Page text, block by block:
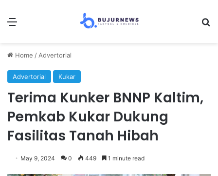
Menu
Home / Advertorial
Advertorial Kukar
Terima Kunker BNNP Kaltim,
Pemkab Kukar Dukung
Fasilitas Tanah Hibah
May 9, 2024 0 449 1 minute read